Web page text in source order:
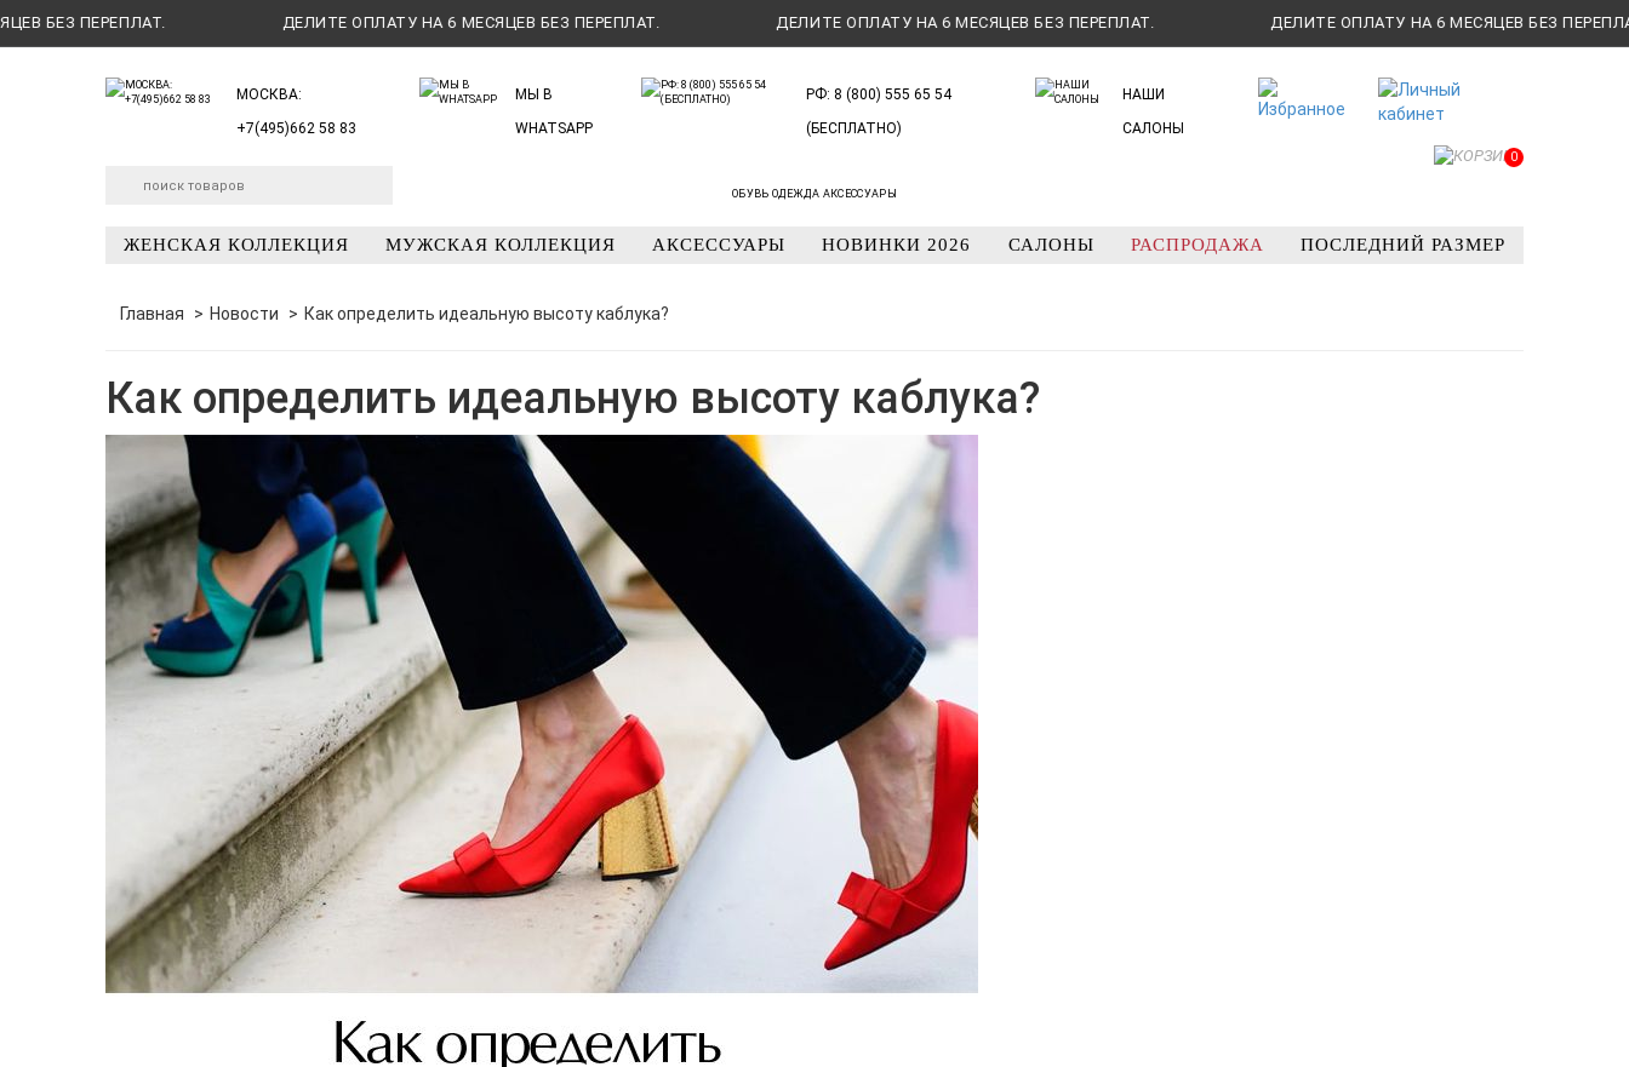
ПЕРЕПЛАТ. ДЕЛИТЕ ОПЛАТУ НА 6 МЕСЯЦЕВ БЕЗ ПЕРЕПЛАТ. ДЕЛИТЕ ОПЛАТУ НА 6 МЕСЯЦЕВ БЕЗ ПЕРЕПЛАТ. ДЕЛИТЕ ОПЛАТУ НА 6 МЕСЯЦЕВ БЕЗ ПЕРЕПЛАТ.
МОСКВА:
+7(495)662 58 83
МЫ В
WHATSAPP
РФ: 8 (800) 555 65 54
(БЕСПЛАТНО)
НАШИ
САЛОНЫ
ОБУВЬ ОДЕЖДА АКСЕССУАРЫ
0
ЖЕНСКАЯ КОЛЛЕКЦИЯ МУЖСКАЯ КОЛЛЕКЦИЯ АКСЕССУАРЫ НОВИНКИ 2026 САЛОНЫ РАСПРОДАЖА ПОСЛЕДНИЙ РАЗМЕР
Главная Новости Как определить идеальную высоту каблука?
Как определить идеальную высоту каблука?